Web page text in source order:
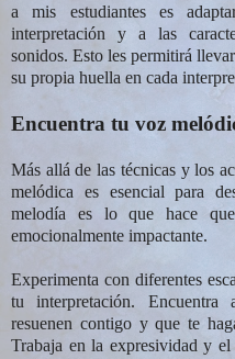
a mis estudiantes es
interpretación y a las
sonidos. Esto les permitirá
su propia huella en cada
Encuentra tu voz
Más allá de las técnicas y los
melódica es esencial para
melodía es lo que hace
emocionalmente impactante.
Experimenta con diferentes
tu interpretación. Encuentra
resuenen contigo y que te
Trabaja en la expresividad y